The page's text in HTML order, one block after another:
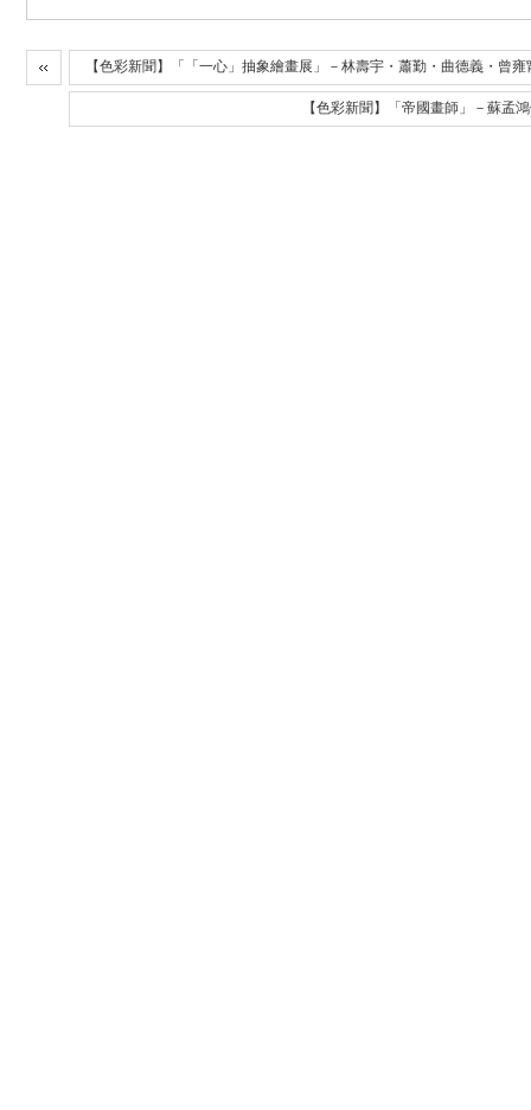
【色彩新聞】「「一心」抽象繪畫展」－林壽宇・蕭勤・曲德義・曾
【色彩新聞】「帝國畫師」－蘇孟